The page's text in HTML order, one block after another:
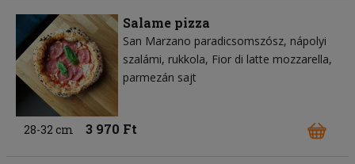
Salame pizza
San Marzano paradicsomszósz nápolyi
szalámi rukkola Fior di latte mozzarella
parmezán sajt
28-32 cm 3 970 Ft